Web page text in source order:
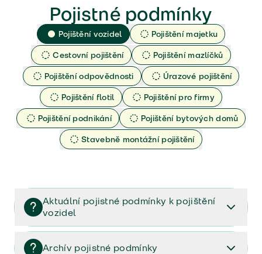
Pojistné podmínky
Pojištění vozidel
Pojištění majetku
Cestovní pojištění
Pojištění mazlíčků
Pojištění odpovědnosti
Úrazové pojištění
Pojištění flotil
Pojištění pro firmy
Pojištění podnikání
Pojištění bytových domů
Stavebně montážní pojištění
Aktuální pojistné podmínky k pojištění
vozidel
Pojištění vozidel/Pojistné podmínky a vše důležité ke
smlouvě (PDF)
Archív pojistné podmínky